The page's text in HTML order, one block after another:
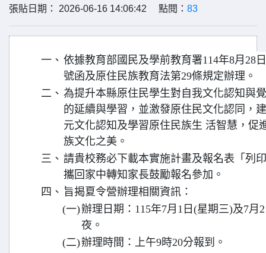
張貼日期： 2026-06-16 14:06:42 點閱： 83
一、 依據教育部國民及學前教育署114年8月28
號函及原住民族教育法第29條規定辦理。
二、 為提升本縣原住民學生對自我文化認知與
的延續與學習，並激發原住民文化認同，
元文化認知及學習原住民族生 活智慧，促
族文化之美。
三、 請貴校務必下載本實施計畫及報名表「列
攜回家中轉知家長鼓勵報名參加。
四、 旨揭夏令營辦理相關資訊：
(一)辦理日期：115年7月1日(星期三)及7月
夜。
(二)辦理時間：上午9時20分報到。